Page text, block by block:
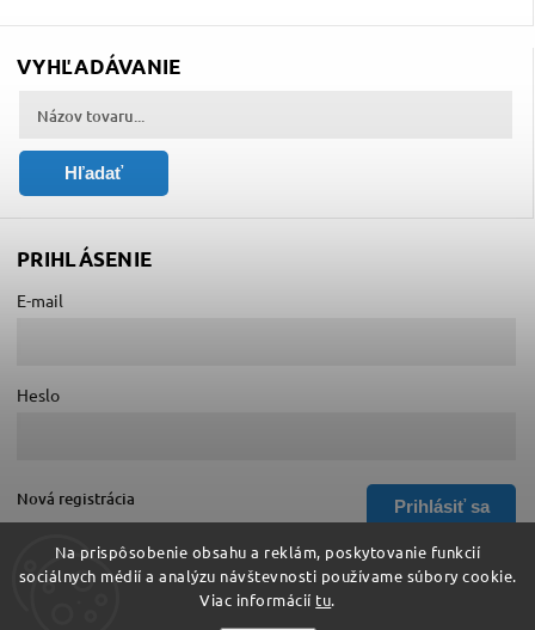
Na prispôsobenie obsahu a reklám, poskytovanie funkcií
sociálnych médií a analýzu návštevnosti používame súbory cookie.
Viac informácií tu.
VYHĽADÁVANIE
Hľadať
PRIHLÁSENIE
E-mail
Heslo
Prihlásiť sa
Nová registrácia
Zabudnuté heslo